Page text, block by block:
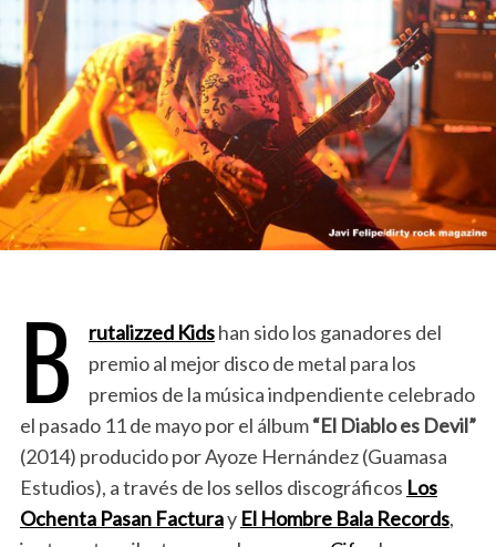
B rutalizzed Kidshan sido los ganadores del
premio al mejor disco de metal para los
premios de la música indpendiente celebrado
el pasado 11 de mayo por el álbum“El Diablo es Devil”
(2014) producido por Ayoze Hernández (Guamasa
Estudios), a través de los sellos discográficos Los
Ochenta Pasan Facturay El Hombre Bala Records,